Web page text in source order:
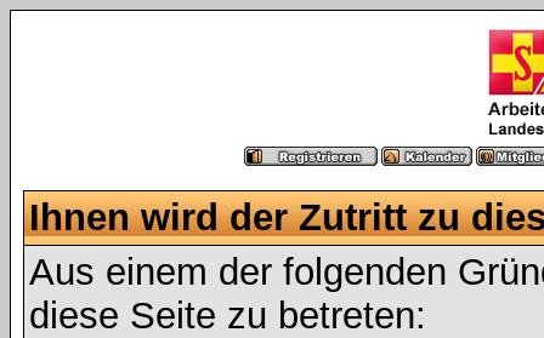
Ihnen wird der Zutritt zu
Aus einem der folgenden
diese Seite zu betreten: